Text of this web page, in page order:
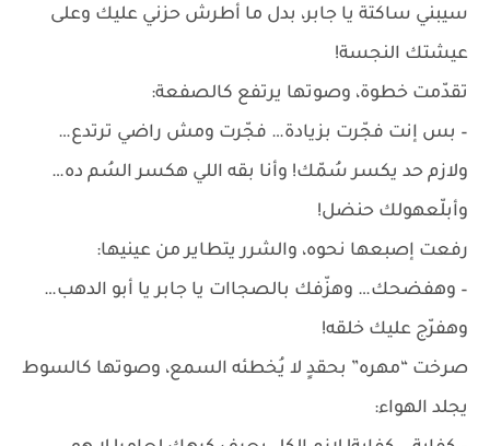
سيبني ساكتة يا جابر، بدل ما أطرش حزني عليك وعلى
عيشتك النجسة!
تقدّمت خطوة، وصوتها يرتفع كالصفعة:
– بس إنت فجّرت بزيادة… فجّرت ومش راضي ترتدع…
ولازم حد يكسر سُمّك! وأنا بقه اللي هكسر السُم ده…
وأبلّعهولك حنضل!
رفعت إصبعها نحوه، والشرر يتطاير من عينيها:
– وهفضحك… وهزّفك بالصجاات يا جابر يا أبو الدهب…
وهفرّج عليك خلقه!
صرخت “مهره” بحقدٍ لا يُخطئه السمع، وصوتها كالسوط
يجلد الهواء: